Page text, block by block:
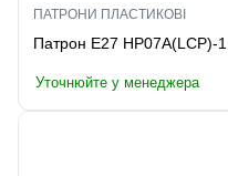
ПАТРОНИ ПЛАСТИКОВІ
Патрон E27 HP07A(LCP)-1
Уточнюйте у менеджера